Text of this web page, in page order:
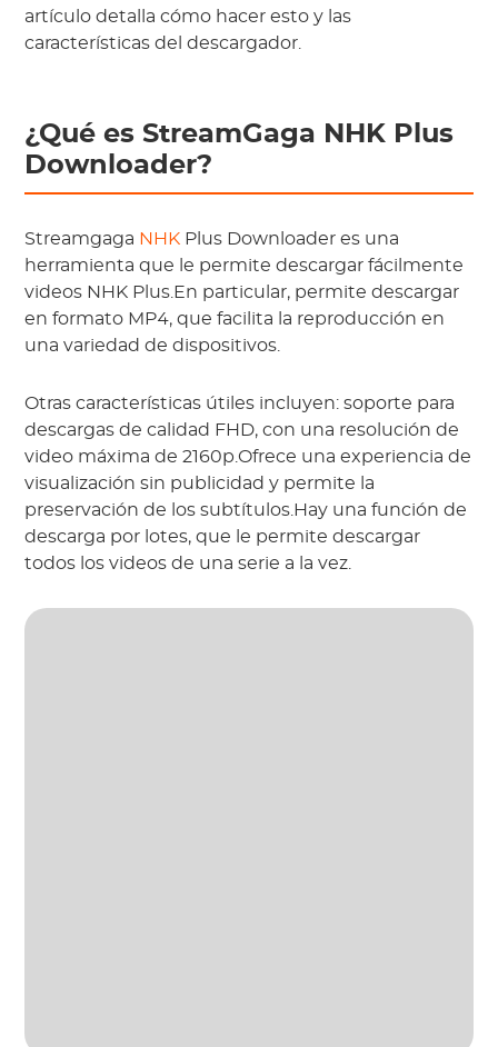
artículo detalla cómo hacer esto y las
características del descargador.
¿Qué es StreamGaga NHK Plus
Downloader?
Streamgaga NHK Plus Downloader es una
herramienta que le permite descargar fácilmente
videos NHK Plus.En particular, permite descargar
en formato MP4, que facilita la reproducción en
una variedad de dispositivos.
Otras características útiles incluyen: soporte para
descargas de calidad FHD, con una resolución de
video máxima de 2160p.Ofrece una experiencia de
visualización sin publicidad y permite la
preservación de los subtítulos.Hay una función de
descarga por lotes, que le permite descargar
todos los videos de una serie a la vez.